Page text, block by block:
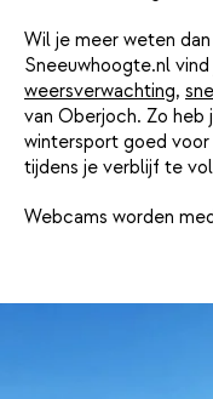
Wil je meer weten
Sneeuwhoogte.nl
weersverwachting,
van Oberjoch. Zo heb
wintersport goed
tijdens je verblijf te
Webcams worden